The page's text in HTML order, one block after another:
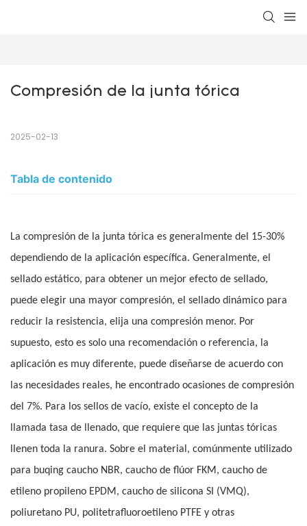
Compresión de la junta tórica
2025-02-13
Tabla de contenido
La compresión de la junta tórica es generalmente del 15-30%
dependiendo de la aplicación específica. Generalmente, el
sellado estático, para obtener un mejor efecto de sellado,
puede elegir una mayor compresión, el sellado dinámico para
reducir la resistencia, elija una compresión menor. Por
supuesto, esto es solo una recomendación o referencia, la
aplicación es muy diferente, puede diseñarse de acuerdo con
las necesidades reales, he encontrado ocasiones de compresión
del 7%. Para los sellos de vacío, existe el concepto de la
llamada tasa de llenado, que requiere que las juntas tóricas
llenen toda la ranura. Sobre el material, comúnmente utilizado
para buqing caucho NBR, caucho de flúor FKM, caucho de
etileno propileno EPDM, caucho de silicona SI (VMQ),
poliuretano PU, politetrafluoroetileno PTFE y otras